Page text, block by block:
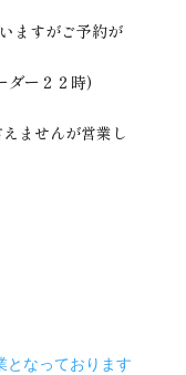
ますがご予約が
ダー２２時)
ませんが営業し
となっております